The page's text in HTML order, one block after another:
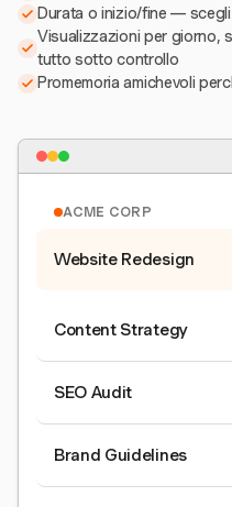
Durata o inizio/fine —
Visualizzazioni per giorno,
tutto sotto controllo
Promemoria amichevoli
ACME CORP
Website Redesign
Content Strategy
SEO Audit
Brand Guidelines